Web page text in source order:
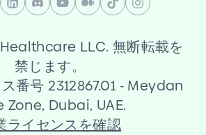
LLC. 無断転載を
禁じます。
番号 2312867.01 - Meydan
Zone, Dubai, UAE.
ライセンスを確認